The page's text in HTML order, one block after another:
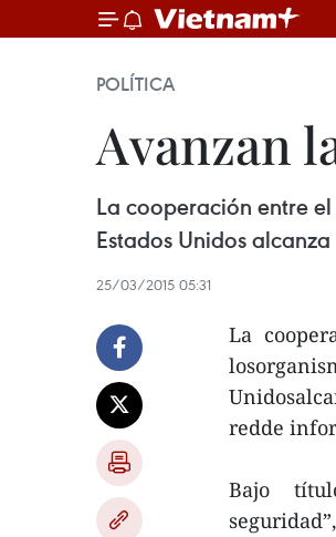
POLÍTICA
Avanzan
La cooperación entre
Estados Unidos
25/03/2015 05:31
La
redde
Bajo